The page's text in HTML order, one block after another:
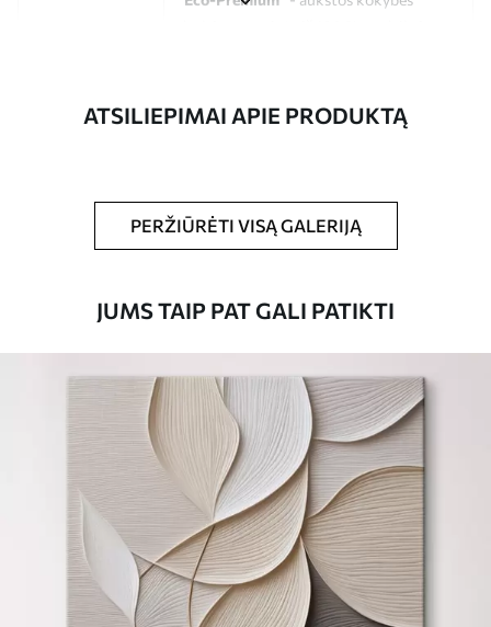
Straipsnio
s34654
Galite padengti laku.
Standartas
Iš15.00€
Eco-Premium
.00
ATSILIEPIMAI APIE PRODUKTĄ
PERŽIŪRĖTI VISĄ GALERIJĄ
JUMS TAIP PAT GALI PATIKTI